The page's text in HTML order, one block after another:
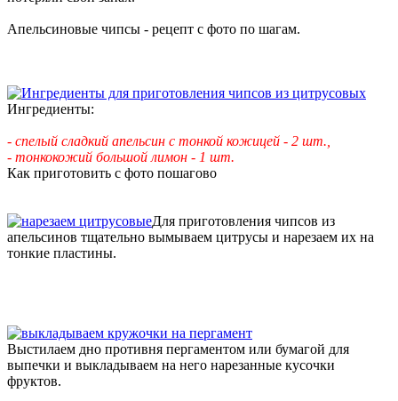
Апельсиновые чипсы - рецепт с фото по шагам.
Ингредиенты:
- спелый сладкий апельсин с тонкой кожицей - 2 шт.,
- тонкокожий большой лимон - 1 шт.
Как приготовить с фото пошагово
Для приготовления чипсов из
апельсинов тщательно вымываем цитрусы и нарезаем их на
тонкие пластины.
Выстилаем дно противня пергаментом или бумагой для
выпечки и выкладываем на него нарезанные кусочки
фруктов.